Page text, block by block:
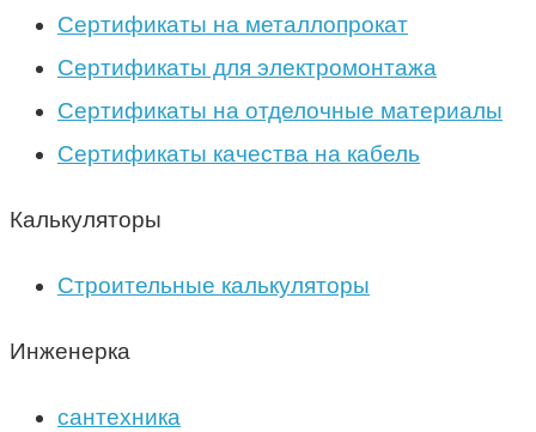
Сертификаты на металлопрокат
Сертификаты для электромонтажа
Сертификаты на отделочные материалы
Сертификаты качества на кабель
Калькуляторы
Строительные калькуляторы
Инженерка
сантехника